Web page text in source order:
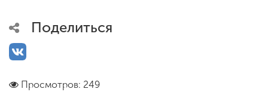
Поделиться
Просмотров: 249